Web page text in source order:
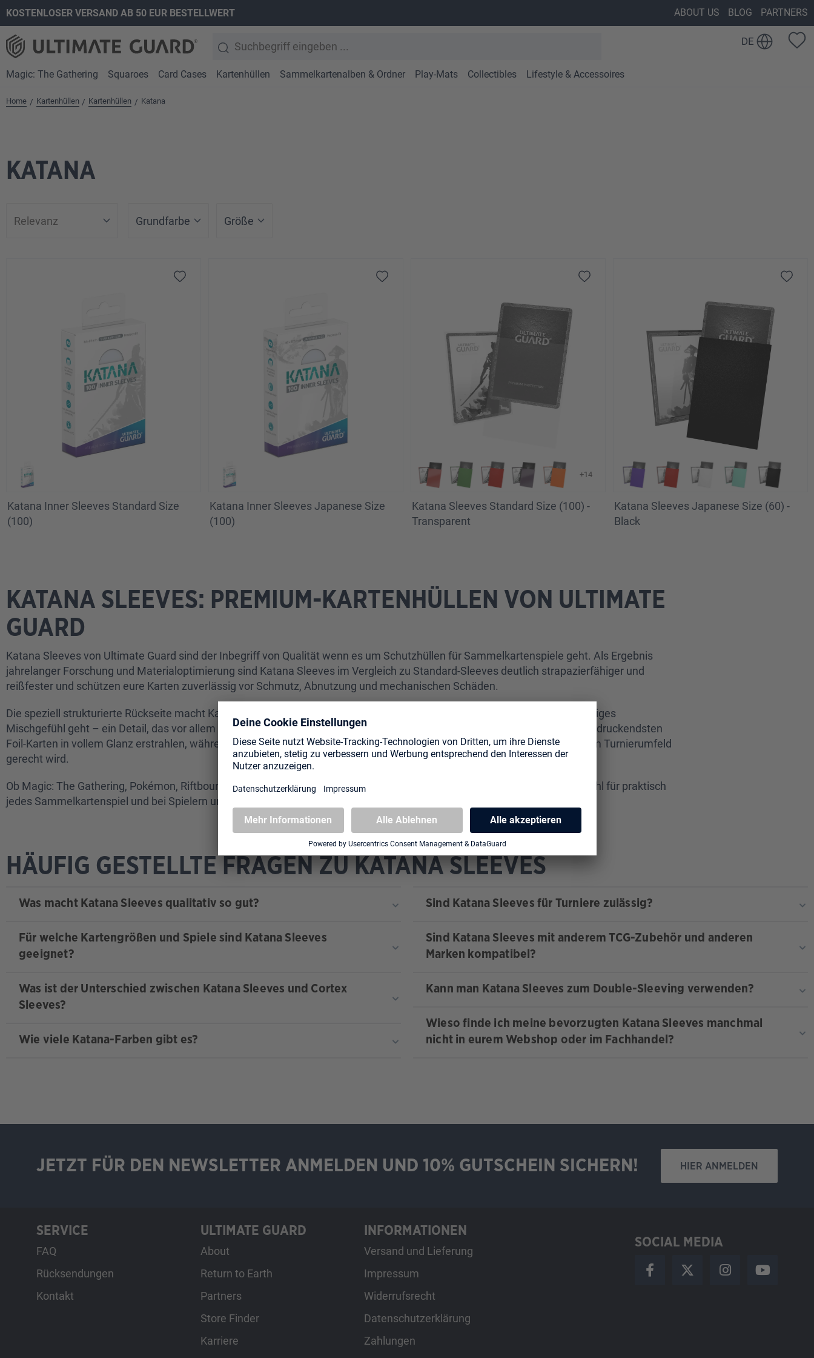
Zur Hauptnavigation springen
KOSTENLOSER VERSAND AB 50 EUR BESTELLWERT ABOUT US BLOG PARTNERS
DE
Magic: The Gathering Squaroes Card Cases Kartenhüllen Sammelkartenalben & Ordner Play-Mats Collectibles Lifestyle & Accessoires
Home / Kartenhüllen / Kartenhüllen / Katana
KATANA
Grundfarbe Größe
Katana Inner Sleeves Standard Size
(100)
Katana Inner Sleeves Japanese Size
(100)
+14
Katana Sleeves Standard Size (100) -
Transparent
Katana Sleeves Japanese Size (60) -
Black
KATANA SLEEVES: PREMIUM-KARTENHÜLLEN VON ULTIMATE
GUARD
Katana Sleeves von Ultimate Guard sind der Inbegriff von Qualität wenn es um Schutzhüllen für Sammelkartenspiele geht. Als Ergebnis
jahrelanger Forschung und Materialoptimierung sind Katana Sleeves im Vergleich zu Standard-Sleeves deutlich strapazierfähiger und
reißfester und schützen eure Karten zuverlässig vor Schmutz, Abnutzung und mechanischen Schäden.
Die speziell strukturierte Rückseite macht Katana Sleeves zudem zum Nonplusultra, wenn es um ein besonders geschmeidiges
Mischgefühl geht – ein Detail, das vor allem Turnier- und Vielspieler sehr schätzen. Die ultraklare Vorderseite lässt die beeindruckendsten
Foil-Karten in vollem Glanz erstrahlen, während das blickdichte, stabile Material der Rückseite auch höchsten Ansprüchen im Turnierumfeld
gerecht wird.
Ob Magic: The Gathering, Pokémon, Riftbound, Lorcana, Yu-Gi-Oh! oder andere TCGs: Katana Sleeves sind die Premium-Wahl für praktisch
jedes Sammelkartenspiel und bei Spielern und Sammlern weltweit beliebt und geschätzt.
HÄUFIG GESTELLTE FRAGEN ZU KATANA SLEEVES
Was macht Katana Sleeves qualitativ so gut?
Für welche Kartengrößen und Spiele sind Katana Sleeves
geeignet?
Was ist der Unterschied zwischen Katana Sleeves und Cortex
Sleeves?
Wie viele Katana-Farben gibt es?
Sind Katana Sleeves für Turniere zulässig?
Sind Katana Sleeves mit anderem TCG-Zubehör und anderen
Marken kompatibel?
Kann man Katana Sleeves zum Double-Sleeving verwenden?
Wieso finde ich meine bevorzugten Katana Sleeves manchmal
nicht in eurem Webshop oder im Fachhandel?
JETZT FÜR DEN NEWSLETTER ANMELDEN UND 10% GUTSCHEIN SICHERN! HIER ANMELDEN
SERVICE
FAQ
Rücksendungen
Kontakt
ULTIMATE GUARD
About
Return to Earth
Partners
Store Finder
Karriere
INFORMATIONEN
Versand und Lieferung
Impressum
Widerrufsrecht
Datenschutzerklärung
Zahlungen
SOCIAL MEDIA